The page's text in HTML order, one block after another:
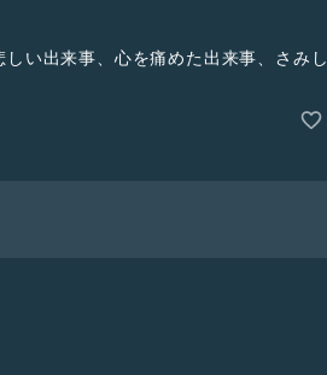
い出来事、心を痛めた出来事、さみし
ことからないことまで、リスナーのみ
んなからのおたよりを募集中🌈
組ページのTOPに掲載しています！そ
✨